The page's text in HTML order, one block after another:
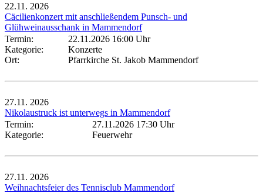
22.11. 2026
Cäcilienkonzert mit anschließendem Punsch- und
Glühweinausschank in Mammendorf
Termin:
22.11.2026 16:00 Uhr
Kategorie:
Konzerte
Ort:
Pfarrkirche St. Jakob Mammendorf
27.11. 2026
Nikolaustruck ist unterwegs in Mammendorf
Termin:
27.11.2026 17:30 Uhr
Kategorie:
Feuerwehr
27.11. 2026
Weihnachtsfeier des Tennisclub Mammendorf